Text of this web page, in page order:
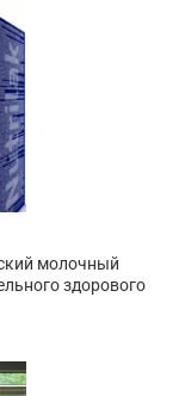
молочный
здорового